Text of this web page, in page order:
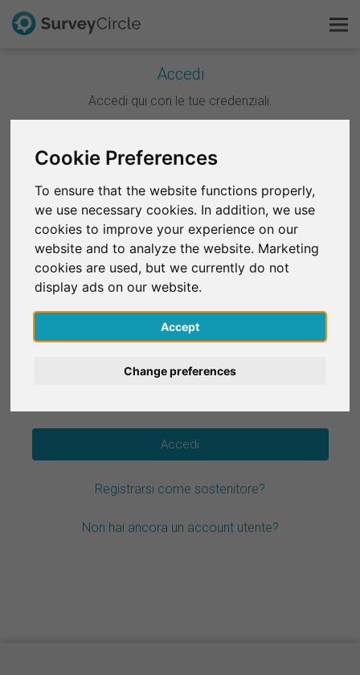
Cookie Preferences
To ensure that the website functions properly,
we use necessary cookies. In addition, we use
cookies to improve your experience on our
website and to analyze the website. Marketing
cookies are used, but we currently do not
display ads on our website.
Accept
Change preferences
Accedi
Accedi qui con le tue credenziali.
Continua con Google
Continua con Facebook
OPPURE
E-mail*
Password*
Registrarsi come sostenitore?
Non hai ancora un account utente?
Questo è SurveyCircle
FAQ
Registrati gratis
English
Deutsch
Français